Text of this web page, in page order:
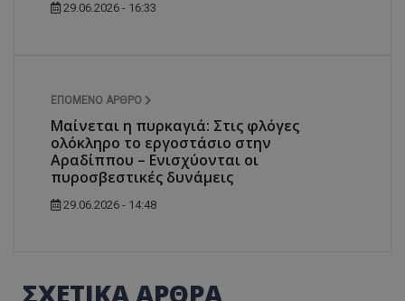
29.06.2026 - 16:33
ΕΠΌΜΕΝΟ ΆΡΘΡΟ
Μαίνεται η πυρκαγιά: Στις φλόγες
ολόκληρο το εργοστάσιο στην
Αραδίππου – Ενισχύονται οι
πυροσβεστικές δυνάμεις
29.06.2026 - 14:48
ΣΧΕΤΙΚΑ ΑΡΘΡΑ